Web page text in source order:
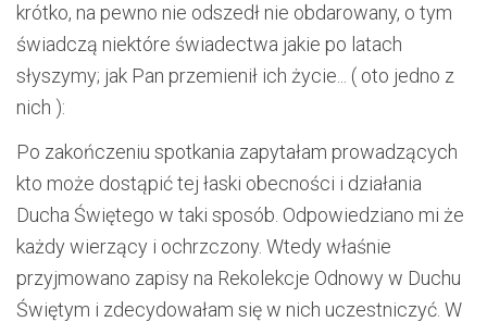
krótko, na pewno nie odszedł nie obdarowany, o tym
świadczą niektóre świadectwa jakie po latach
słyszymy; jak Pan przemienił ich życie... ( oto jedno z
nich ):
Po zakończeniu spotkania zapytałam prowadzących
kto może dostąpić tej łaski obecności i działania
Ducha Świętego w taki sposób. Odpowiedziano mi że
każdy wierzący i ochrzczony. Wtedy właśnie
przyjmowano zapisy na Rekolekcje Odnowy w Duchu
Świętym i zdecydowałam się w nich uczestniczyć. W